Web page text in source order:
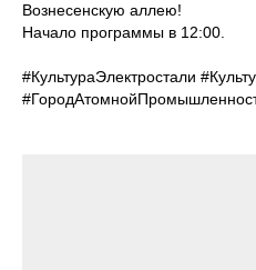
Вознесенскую аллею!
Начало программы в 12:00.
#КультураЭлектростали